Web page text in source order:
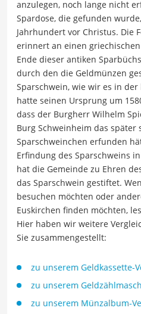
anzulegen, noch lange nicht
Spardose, die gefunden
Jahrhundert vor Christus. Die
erinnert an einen
Ende dieser antiken
durch den die Geldmünzen
Sparschwein, wie wir es in
hatte seinen Ursprung um
dass der Burgherr Wilhelm
Burg Schweinheim das später
Sparschweinchen erfunden
Erfindung des Sparschweins
hat die Gemeinde zu Ehren
das Sparschwein gestiftet.
besuchen möchten oder
Euskirchen finden möchten,
Hier haben wir weitere
Sie zusammengestellt:
zu unserem Geldkassette-
zu unserem
zu unserem Münzalbum-